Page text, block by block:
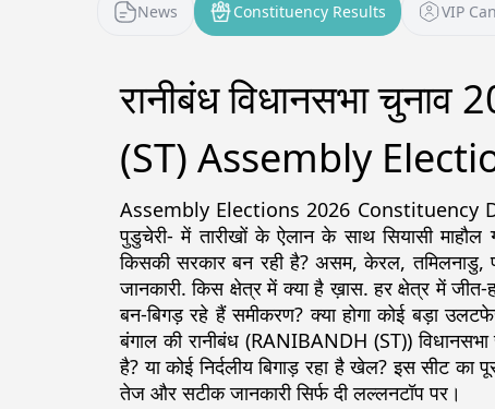
News Constituency Results VIP
रानीबंध विधानसभा
(ST) Assembly
Assembly Elections 2026 Constituency
पुडुचेरी- में तारीखों के ऐलान के साथ सियासी माहौल
किसकी सरकार बन रही है? असम, केरल, तमिलनाडु,
जानकारी. किस क्षेत्र में क्या है ख़ास. हर क्षेत्र में
बन-बिगड़ रहे हैं समीकरण? क्या होगा कोई बड़ा
बंगाल की रानीबंध (RANIBANDH (ST))
है? या कोई निर्दलीय बिगाड़ रहा है खेल? इस सीट
तेज और सटीक जानकारी सिर्फ दी लल्लनटॉप पर।